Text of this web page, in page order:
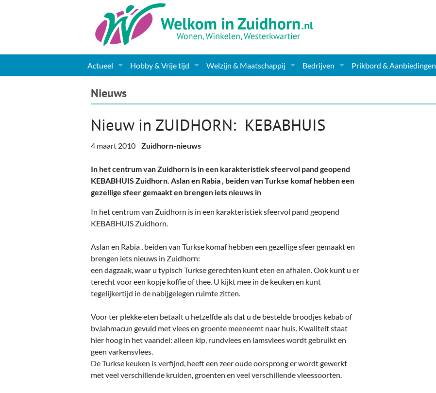
Actueel
Nieuws
Gemeente informatie
Dorpen
Foto-pagina
Hobby & Vrije tijd
Kunst
Toerisme & Musea
Podia & Dorpshuizen
Welzijn & Maatschappij
Gezondheid & Zorg
Levensbeschouwelijk
Onderwijs & jeugd
Bedrijven
Verzorging
Horeca & Uitgaan
Wonen & Interieur
Diensten, Gemak & Zakelijk
Bedrijventerreinen
Bedrijven van Vroeger
Prikbord & Aanbiedingen
Nieuws
Nieuw in ZUIDHORN: KEBABHUIS
4 maart 2010 Zuidhorn-nieuws
In het centrum van Zuidhorn is in een karakteristiek sfeervol pand geopend
KEBABHUIS Zuidhorn. Aslan en Rabia , beiden van Turkse komaf hebben een
gezellige sfeer gemaakt en brengen iets nieuws in
In het centrum van Zuidhorn is in een karakteristiek sfeervol pand geopend
KEBABHUIS Zuidhorn.
Aslan en Rabia , beiden van Turkse komaf hebben een gezellige sfeer gemaakt en
brengen iets nieuws in Zuidhorn:
een dagzaak, waar u typisch Turkse gerechten kunt eten en afhalen. Ook kunt u er
terecht voor een kopje koffie of thee. U kijkt mee in de keuken en kunt
tegelijkertijd in de nabijgelegen ruimte zitten.
Voor ter plekke eten betaalt u hetzelfde als dat u de bestelde broodjes kebab of
bv.lahmacun gevuld met vlees en groente meeneemt naar huis. Kwaliteit staat
hier hoog in het vaandel: alleen kip, rundvlees en lamsvlees wordt gebruikt en
geen varkensvlees.
De Turkse keuken is verfijnd, heeft een zeer oude oorsprong er wordt gewerkt
met veel verschillende kruiden, groenten en veel verschillende vleessoorten.